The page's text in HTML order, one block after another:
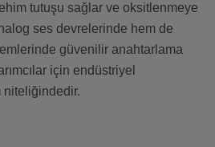
tutuşu sağlar ve oksitlenmeye
ses devrelerinde hem de
güvenilir anahtarlama
için endüstriyel
niteliğindedir.